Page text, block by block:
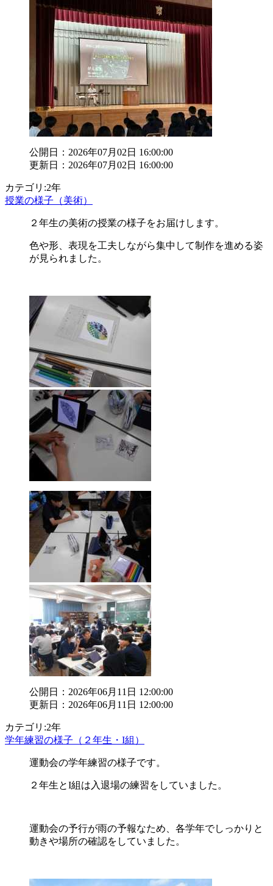
公開日：2026年07月02日 16:00:00
更新日：2026年07月02日 16:00:00
カテゴリ:2年
授業の様子（美術）
２年生の美術の授業の様子をお届けします。
色や形、表現を工夫しながら集中して制作を進める姿
が見られました。
公開日：2026年06月11日 12:00:00
更新日：2026年06月11日 12:00:00
カテゴリ:2年
学年練習の様子（２年生・I組）
運動会の学年練習の様子です。
２年生とI組は入退場の練習をしていました。
運動会の予行が雨の予報なため、各学年でしっかりと
動きや場所の確認をしていました。